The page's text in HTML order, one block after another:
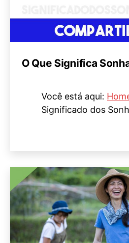
O Que Significa
Você está aqui:
Significado dos